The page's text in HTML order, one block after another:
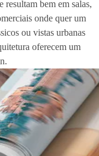
resultam bem em salas,
onde quer um
ou vistas urbanas
oferecem um